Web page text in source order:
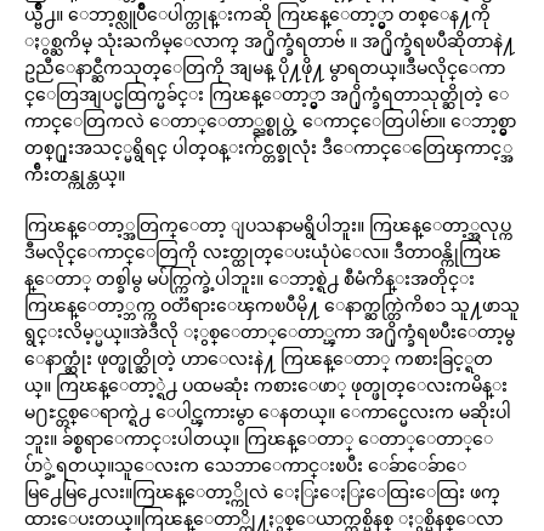
ယ္ဗ်ိဳ႕။ ေဘာ့စ္လူပ်ိဳေပါက္တုန္းကဆို ကြၽန္ေတာ့္မွာ တစ္ေန႔ကို
ႏွစ္ႀကိမ္ သုံးႀကိမ္ေလာက္ အ႐ိုက္ခံရတာဗ် ။ အ႐ိုက္ခံရၿပီဆိုတာနဲ႔
ဥညီေနာင္ဆီကသုတ္ေတြကို အျမန္ ပို႔ဖို႔ မွာရတယ္။ဒီမလိုင္ေကာ
င္ေတြအျပင္မထြက္မခ်င္း ကြၽန္ေတာ့္မွာ အ႐ိုက္ခံရတာသုတ္ဆိုတဲ့ ေ
ကာင္ေတြကလဲ ေတာ္ေတာ္ညစ္စုပ္တဲ့ ေကာင္ေတြပါဗ်ာ။ ေဘာ့စ္မွာ
တစ္႐ူးအသင့္မရွိရင္ ပါတ္ဝန္းက်င္တစ္ခုလုံး ဒီေကာင္ေတြေၾကာင့္အ
က်ီးတန္ကုန္တယ္။
ကြၽန္ေတာ့္အတြက္ေတာ့ ျပသနာမရွိပါဘူး။ ကြၽန္ေတာ့္အလုပ္က
ဒီမလိုင္ေကာင္ေတြကို လႊတ္ထုတ္ေပးယုံပဲေလ။ ဒီတာဝန္ကိုကြၽ
န္ေတာ္ တစ္ခါမွ မပ်က္ကြက္ခဲ့ပါဘူး။ ေဘာ့စ္ရဲ႕ စီမံကိန္းအတိုင္း
ကြၽန္ေတာ့္ဘက္က ဝတၱရားေၾကၿပီမို႔ ေနာက္ဆက္တြဲကိစၥ သူ႔ဖာသူ
ရွင္းလိမ့္မယ္။အဲဒီလို ႏွစ္ေတာ္ေတာ္ၾကာ အ႐ိုက္ခံရၿပီးေတာ့မွ
ေနာက္ဆုံး ဖုတ္ဖုတ္ဆိုတဲ့ ဟာေလးနဲ႔ ကြၽန္ေတာ္ ကစားခြင့္ရတ
ယ္။ ကြၽန္ေတာ့္ရဲ႕ ပထမဆုံး ကစားေဖာ္ ဖုတ္ဖုတ္ေလးကမိန္း
မ႐ႊင္တစ္ေရာက္ရဲ႕ ေပါင္ၾကားမွာ ေနတယ္။ ေကာင္မေလးက မဆိုးပါ
ဘူး။ ခ်စ္စရာေကာင္းပါတယ္။ ကြၽန္ေတာ္ ေတာ္ေတာ္ေ
ပ်ာ္ခဲ့ရတယ္။သူေလးက သေဘာေကာင္းၿပီး ေခ်ာေခ်ာေ
မြ႕ေမြ႕ေလး။ကြၽန္ေတာ့္ကိုလဲ ေႏြးေႏြးေထြးေထြး ဖက္
ထားေပးတယ္။ကြၽန္ေတာ္တို႔ႏွစ္ေယာက္တစ္မိနစ္ ႏွစ္မိနစ္ေလာ